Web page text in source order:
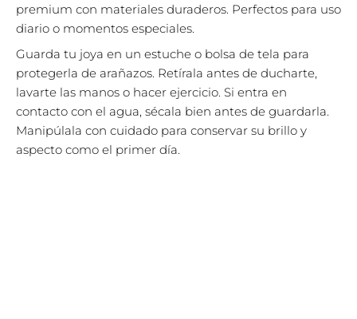
premium con materiales duraderos. Perfectos para uso
diario o momentos especiales.
Guarda tu joya en un estuche o bolsa de tela para
protegerla de arañazos. Retírala antes de ducharte,
lavarte las manos o hacer ejercicio. Si entra en
contacto con el agua, sécala bien antes de guardarla.
Manipúlala con cuidado para conservar su brillo y
aspecto como el primer día.